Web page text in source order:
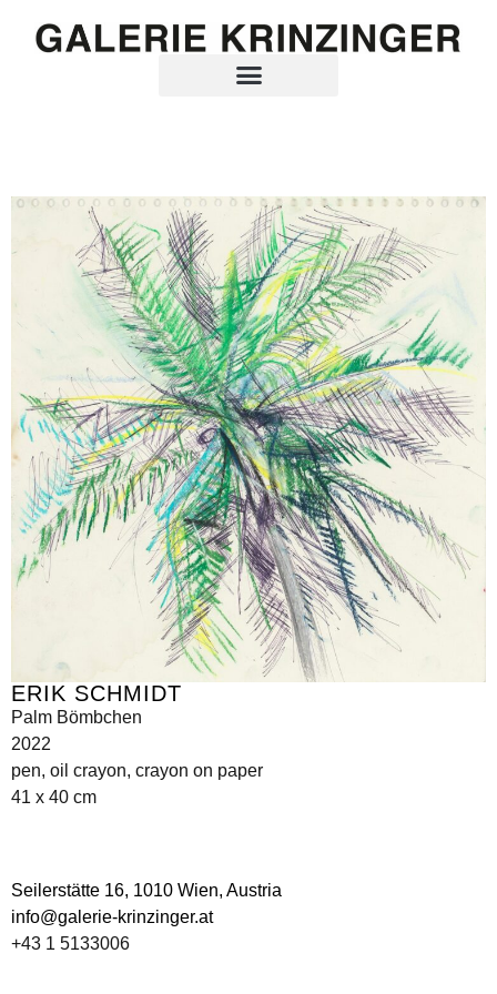
ERIK SCHMIDT
Palm Bömbchen
2022
pen, oil crayon, crayon on paper
41 x 40 cm
Seilerstätte 16, 1010 Wien, Austria
info@galerie-krinzinger.at
+43 1 5133006